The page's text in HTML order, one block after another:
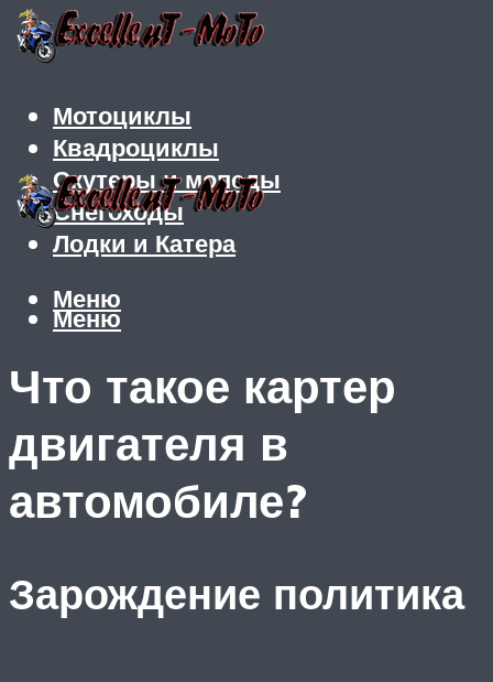
Мотоциклы
Квадроциклы
Скутеры и мопеды
Снегоходы
Лодки и Катера
Меню
Меню
Что такое картер
двигателя в
автомобиле?
Зарождение политика